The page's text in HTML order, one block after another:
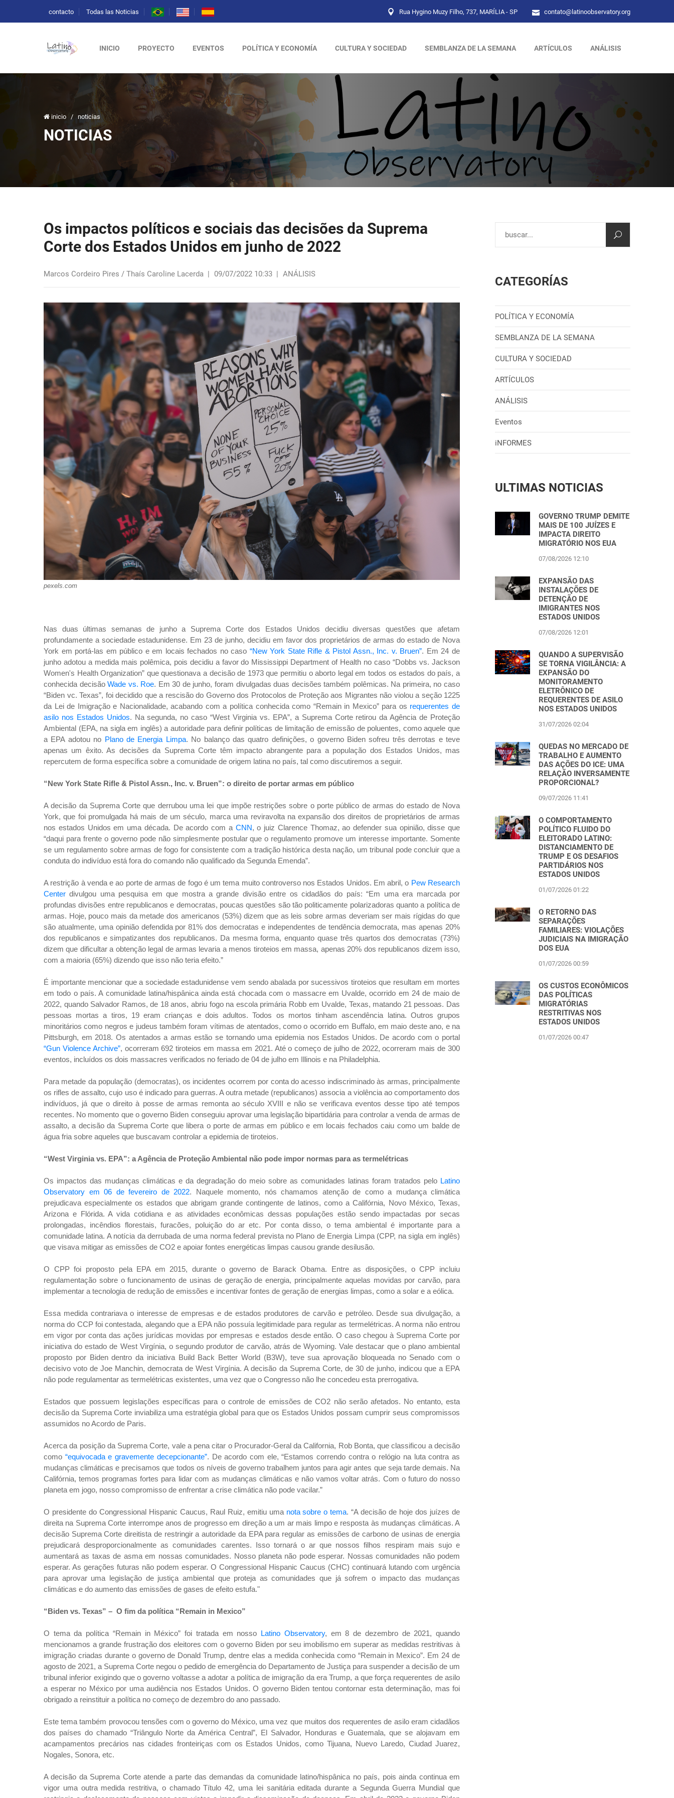
contacto Todas las Noticias Rua Hygino Muzy Filho, 737, MARÍLIA - SP contato@latinoobservatory.org
INICIO PROYECTO EVENTOS POLÍTICA Y ECONOMÍA CULTURA Y SOCIEDAD SEMBLANZA DE LA SEMANA ARTÍCULOS ANÁLISIS
inicio / noticias
NOTICIAS
Os impactos políticos e sociais das decisões da Suprema
Corte dos Estados Unidos em junho de 2022
Marcos Cordeiro Pires / Thaís Caroline Lacerda | 09/07/2022 10:33 | ANÁLISIS
pexels.com
Nas duas últimas semanas de junho a Suprema Corte dos Estados Unidos decidiu diversas questões que afetam
profundamente a sociedade estadunidense. Em 23 de junho, decidiu em favor dos proprietários de armas do estado de Nova
York em portá-las em público e em locais fechados no caso “New York State Rifle & Pistol Assn., Inc. v. Bruen”. Em 24 de
junho adotou a medida mais polêmica, pois decidiu a favor do Mississippi Department of Health no caso “Dobbs vs. Jackson
Women's Health Organization” que questionava a decisão de 1973 que permitiu o aborto legal em todos os estados do país, a
conhecida decisãoWade vs. Roe. Em 30 de junho, foram divulgadas duas decisões também polêmicas. Na primeira, no caso
“Biden vc. Texas”, foi decidido que a rescisão do Governo dos Protocolos de Proteção aos Migrantes não violou a seção 1225
da Lei de Imigração e Nacionalidade, acabando com a política conhecida como “Remain in Mexico” para os requerentes de
asilo nos Estados Unidos. Na segunda, no caso “West Virginia vs. EPA”, a Suprema Corte retirou da Agência de Proteção
Ambiental (EPA, na sigla em inglês) a autoridade para definir políticas de limitação de emissão de poluentes, como aquele que
a EPA adotou no Plano de Energia Limpa. No balanço das quatro definições, o governo Biden sofreu três derrotas e teve
apenas um êxito. As decisões da Suprema Corte têm impacto abrangente para a população dos Estados Unidos, mas
repercutem de forma específica sobre a comunidade de origem latina no país, tal como discutiremos a seguir.
“New York State Rifle & Pistol Assn., Inc. v. Bruen”: o direito de portar armas em público
A decisão da Suprema Corte que derrubou uma lei que impõe restrições sobre o porte público de armas do estado de Nova
York, que foi promulgada há mais de um século, marca uma reviravolta na expansão dos direitos de proprietários de armas
nos estados Unidos em uma década. De acordo com a CNN, o juiz Clarence Thomaz, ao defender sua opinião, disse que
“daqui para frente o governo pode não simplesmente postular que o regulamento promove um interesse importante. Somente
se um regulamento sobre armas de fogo for consistente com a tradição histórica desta nação, um tribunal pode concluir que a
conduta do indivíduo está fora do comando não qualificado da Segunda Emenda”.
A restrição à venda e ao porte de armas de fogo é um tema muito controverso nos Estados Unidos. Em abril, o Pew Research
Center divulgou uma pesquisa em que mostra a grande divisão entre os cidadãos do país: “Em uma era marcada por
profundas divisões entre republicanos e democratas, poucas questões são tão politicamente polarizadoras quanto a política de
armas. Hoje, pouco mais da metade dos americanos (53%) dizem que as leis sobre armas deveriam ser mais rígidas do que
são atualmente, uma opinião defendida por 81% dos democratas e independentes de tendência democrata, mas apenas 20%
dos republicanos e simpatizantes dos republicanos. Da mesma forma, enquanto quase três quartos dos democratas (73%)
dizem que dificultar a obtenção legal de armas levaria a menos tiroteios em massa, apenas 20% dos republicanos dizem isso,
com a maioria (65%) dizendo que isso não teria efeito.”
É importante mencionar que a sociedade estadunidense vem sendo abalada por sucessivos tiroteios que resultam em mortes
em todo o país. A comunidade latina/hispânica ainda está chocada com o massacre em Uvalde, ocorrido em 24 de maio de
2022, quando Salvador Ramos, de 18 anos, abriu fogo na escola primária Robb em Uvalde, Texas, matando 21 pessoas. Das
pessoas mortas a tiros, 19 eram crianças e dois adultos. Todos os mortos tinham ascendência latina. Outros grupos
minoritários como negros e judeus também foram vítimas de atentados, como o ocorrido em Buffalo, em maio deste ano, e na
Pittsburgh, em 2018. Os atentados a armas estão se tornando uma epidemia nos Estados Unidos. De acordo com o portal
“Gun Violence Archive”, ocorreram 692 tiroteios em massa em 2021. Até o começo de julho de 2022, ocorreram mais de 300
eventos, incluídos os dois massacres verificados no feriado de 04 de julho em Illinois e na Philadelphia.
Para metade da população (democratas), os incidentes ocorrem por conta do acesso indiscriminado às armas, principalmente
os rifles de assalto, cujo uso é indicado para guerras. A outra metade (republicanos) associa a violência ao comportamento dos
indivíduos, já que o direito à posse de armas remonta ao século XVIII e não se verificava eventos desse tipo até tempos
recentes. No momento que o governo Biden conseguiu aprovar uma legislação bipartidária para controlar a venda de armas de
assalto, a decisão da Suprema Corte que libera o porte de armas em público e em locais fechados caiu como um balde de
água fria sobre aqueles que buscavam controlar a epidemia de tiroteios.
“West Virginia vs. EPA”: a Agência de Proteção Ambiental não pode impor normas para as termelétricas
Os impactos das mudanças climáticas e da degradação do meio sobre as comunidades latinas foram tratados pelo Latino
Observatory em 06 de fevereiro de 2022. Naquele momento, nós chamamos atenção de como a mudança climática
prejudicava especialmente os estados que abrigam grande contingente de latinos, como a Califórnia, Novo México, Texas,
Arizona e Flórida. A vida cotidiana e as atividades econômicas dessas populações estão sendo impactadas por secas
prolongadas, incêndios florestais, furacões, poluição do ar etc. Por conta disso, o tema ambiental é importante para a
comunidade latina. A notícia da derrubada de uma norma federal prevista no Plano de Energia Limpa (CPP, na sigla em inglês)
que visava mitigar as emissões de CO2 e apoiar fontes energéticas limpas causou grande desilusão.
O CPP foi proposto pela EPA em 2015, durante o governo de Barack Obama. Entre as disposições, o CPP incluiu
regulamentação sobre o funcionamento de usinas de geração de energia, principalmente aquelas movidas por carvão, para
implementar a tecnologia de redução de emissões e incentivar fontes de geração de energias limpas, como a solar e a eólica.
Essa medida contrariava o interesse de empresas e de estados produtores de carvão e petróleo. Desde sua divulgação, a
norma do CCP foi contestada, alegando que a EPA não possuía legitimidade para regular as termelétricas. A norma não entrou
em vigor por conta das ações jurídicas movidas por empresas e estados desde então. O caso chegou à Suprema Corte por
iniciativa do estado de West Virgínia, o segundo produtor de carvão, atrás de Wyoming. Vale destacar que o plano ambiental
proposto por Biden dentro da iniciativa Build Back Better World (B3W), teve sua aprovação bloqueada no Senado com o
decisivo voto de Joe Manchin, democrata de West Virgínia. A decisão da Suprema Corte, de 30 de junho, indicou que a EPA
não pode regulamentar as termelétricas existentes, uma vez que o Congresso não lhe concedeu esta prerrogativa.
Estados que possuem legislações específicas para o controle de emissões de CO2 não serão afetados. No entanto, esta
decisão da Suprema Corte inviabiliza uma estratégia global para que os Estados Unidos possam cumprir seus compromissos
assumidos no Acordo de Paris.
Acerca da posição da Suprema Corte, vale a pena citar o Procurador-Geral da California, Rob Bonta, que classificou a decisão
como “equivocada e gravemente decepcionante”. De acordo com ele, “Estamos correndo contra o relógio na luta contra as
mudanças climáticas e precisamos que todos os níveis de governo trabalhem juntos para agir antes que seja tarde demais. Na
Califórnia, temos programas fortes para lidar com as mudanças climáticas e não vamos voltar atrás. Com o futuro do nosso
planeta em jogo, nosso compromisso de enfrentar a crise climática não pode vacilar.”
O presidente do Congressional Hispanic Caucus, Raul Ruiz, emitiu uma nota sobre o tema. “A decisão de hoje dos juízes de
direita na Suprema Corte interrompe anos de progresso em direção a um ar mais limpo e resposta às mudanças climáticas. A
decisão Suprema Corte direitista de restringir a autoridade da EPA para regular as emissões de carbono de usinas de energia
prejudicará desproporcionalmente as comunidades carentes. Isso tornará o ar que nossos filhos respiram mais sujo e
aumentará as taxas de asma em nossas comunidades. Nosso planeta não pode esperar. Nossas comunidades não podem
esperar. As gerações futuras não podem esperar. O Congressional Hispanic Caucus (CHC) continuará lutando com urgência
para aprovar uma legislação de justiça ambiental que proteja as comunidades que já sofrem o impacto das mudanças
climáticas e do aumento das emissões de gases de efeito estufa."
“Biden vs. Texas” – O fim da política “Remain in Mexico”
O tema da política “Remain in México” foi tratada em nosso Latino Observatory, em 8 de dezembro de 2021, quando
mencionamos a grande frustração dos eleitores com o governo Biden por seu imobilismo em superar as medidas restritivas à
imigração criadas durante o governo de Donald Trump, dentre elas a medida conhecida como “Remain in Mexico”. Em 24 de
agosto de 2021, a Suprema Corte negou o pedido de emergência do Departamento de Justiça para suspender a decisão de um
tribunal inferior exigindo que o governo voltasse a adotar a política de imigração da era Trump, a que força requerentes de asilo
a esperar no México por uma audiência nos Estados Unidos. O governo Biden tentou contornar esta determinação, mas foi
obrigado a reinstituir a política no começo de dezembro do ano passado.
Este tema também provocou tensões com o governo do México, uma vez que muitos dos requerentes de asilo eram cidadãos
dos países do chamado “Triângulo Norte da América Central”, El Salvador, Honduras e Guatemala, que se alojavam em
acampamentos precários nas cidades fronteiriças com os Estados Unidos, como Tijuana, Nuevo Laredo, Ciudad Juarez,
Nogales, Sonora, etc.
A decisão da Suprema Corte atende a parte das demandas da comunidade latino/hispânica no país, pois ainda continua em
vigor uma outra medida restritiva, o chamado Título 42, uma lei sanitária editada durante a Segunda Guerra Mundial que
CATEGORÍAS
POLÍTICA Y ECONOMÍA
SEMBLANZA DE LA SEMANA
CULTURA Y SOCIEDAD
ARTÍCULOS
ANÁLISIS
Eventos
iNFORMES
ULTIMAS NOTICIAS
GOVERNO TRUMP DEMITE
MAIS DE 100 JUÍZES E
IMPACTA DIREITO
MIGRATÓRIO NOS EUA
07/08/2026 12:10
EXPANSÃO DAS
INSTALAÇÕES DE
DETENÇÃO DE
IMIGRANTES NOS
ESTADOS UNIDOS
07/08/2026 12:01
QUANDO A SUPERVISÃO
SE TORNA VIGILÂNCIA: A
EXPANSÃO DO
MONITORAMENTO
ELETRÔNICO DE
REQUERENTES DE ASILO
NOS ESTADOS UNIDOS
31/07/2026 02:04
QUEDAS NO MERCADO DE
TRABALHO E AUMENTO
DAS AÇÕES DO ICE: UMA
RELAÇÃO INVERSAMENTE
PROPORCIONAL?
09/07/2026 11:41
O COMPORTAMENTO
POLÍTICO FLUIDO DO
ELEITORADO LATINO:
DISTANCIAMENTO DE
TRUMP E OS DESAFIOS
PARTIDÁRIOS NOS
ESTADOS UNIDOS
01/07/2026 01:22
O RETORNO DAS
SEPARAÇÕES
FAMILIARES: VIOLAÇÕES
JUDICIAIS NA IMIGRAÇÃO
DOS EUA
01/07/2026 00:59
OS CUSTOS ECONÔMICOS
DAS POLÍTICAS
MIGRATÓRIAS
RESTRITIVAS NOS
ESTADOS UNIDOS
01/07/2026 00:47